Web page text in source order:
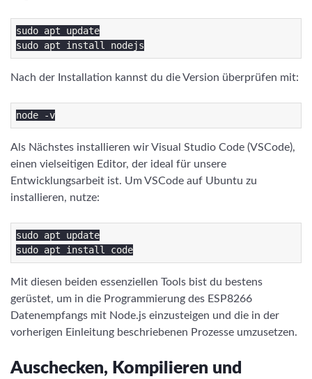
sudo apt update
Nach der Installation kannst du die Version überprüfen mit:
Als Nächstes installieren wir Visual Studio Code (VSCode),
einen vielseitigen Editor, der ideal für unsere
Entwicklungsarbeit ist. Um VSCode auf Ubuntu zu
installieren, nutze:
sudo apt update
Mit diesen beiden essenziellen Tools bist du bestens
gerüstet, um in die Programmierung des ESP8266
Datenempfangs mit Node.js einzusteigen und die in der
vorherigen Einleitung beschriebenen Prozesse umzusetzen.
Auschecken, Kompilieren und